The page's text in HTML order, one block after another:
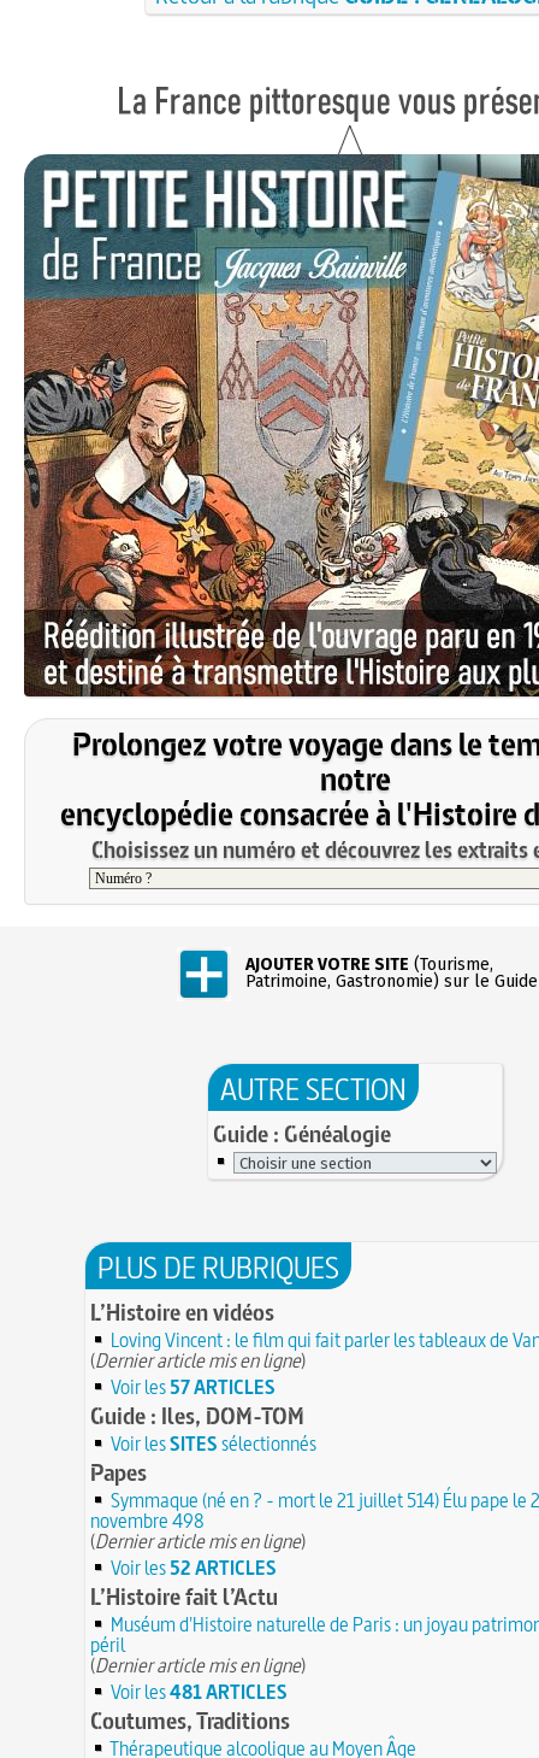
Prolongez votre voyage dans le
notre
encyclopédie consacrée à l'Histoire
Choisissez un numéro et découvrez les extraits
AJOUTER VOTRE SITE (Tourisme,
Patrimoine, Gastronomie) sur le Guide
AUTRE SECTION
Guide : Généalogie
PLUS DE RUBRIQUES
L’Histoire en vidéos
Loving Vincent : le film qui fait parler les tableaux de
(Dernier article mis en ligne)
Voir les57 ARTICLES
Guide : Iles, DOM-TOM
Voir lesSITESsélectionnés
Papes
Symmaque (né en ? - mort le 21 juillet 514) Élu pape le
novembre 498
(Dernier article mis en ligne)
Voir les52 ARTICLES
L’Histoire fait l’Actu
Muséum d'Histoire naturelle de Paris : un joyau
péril
(Dernier article mis en ligne)
Voir les481 ARTICLES
Coutumes, Traditions
Thérapeutique alcoolique au Moyen Âge